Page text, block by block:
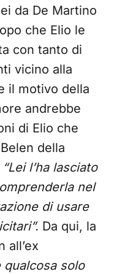
da De Martino
che Elio le
con tanto di
vicino alla
il motivo della
andrebbe
di Elio che
della
“Lei l’ha lasciato
nel
di usare
Da qui, la
all’ex
qualcosa solo